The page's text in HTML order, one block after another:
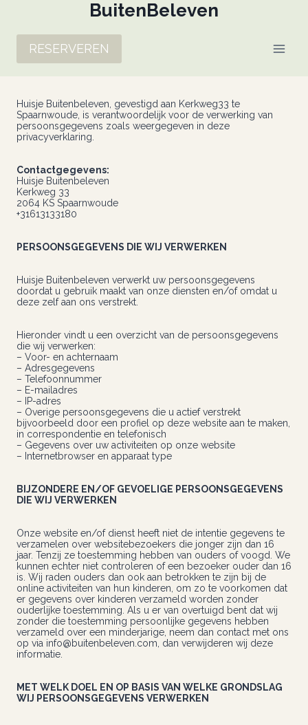
BuitenBeleven
RESERVEREN
Huisje Buitenbeleven, gevestigd aan Kerkweg33 te
Spaarnwoude, is verantwoordelijk voor de verwerking van
persoonsgegevens zoals weergegeven in deze
privacyverklaring.
Contactgegevens:
Huisje Buitenbeleven
Kerkweg 33
2064 KS Spaarnwoude
+31613133180
PERSOONSGEGEVENS DIE WIJ VERWERKEN
Huisje Buitenbeleven verwerkt uw persoonsgegevens
doordat u gebruik maakt van onze diensten en/of omdat u
deze zelf aan ons verstrekt.
Hieronder vindt u een overzicht van de persoonsgegevens
die wij verwerken:
– Voor- en achternaam
– Adresgegevens
– Telefoonnummer
– E-mailadres
– IP-adres
– Overige persoonsgegevens die u actief verstrekt
bijvoorbeeld door een profiel op deze website aan te maken,
in correspondentie en telefonisch
– Gegevens over uw activiteiten op onze website
– Internetbrowser en apparaat type
BIJZONDERE EN/OF GEVOELIGE PERSOONSGEGEVENS
DIE WIJ VERWERKEN
Onze website en/of dienst heeft niet de intentie gegevens te
verzamelen over websitebezoekers die jonger zijn dan 16
jaar. Tenzij ze toestemming hebben van ouders of voogd. We
kunnen echter niet controleren of een bezoeker ouder dan 16
is. Wij raden ouders dan ook aan betrokken te zijn bij de
online activiteiten van hun kinderen, om zo te voorkomen dat
er gegevens over kinderen verzameld worden zonder
ouderlijke toestemming. Als u er van overtuigd bent dat wij
zonder die toestemming persoonlijke gegevens hebben
verzameld over een minderjarige, neem dan contact met ons
op via info@buitenbeleven.com, dan verwijderen wij deze
informatie.
MET WELK DOEL EN OP BASIS VAN WELKE GRONDSLAG
WIJ PERSOONSGEGEVENS VERWERKEN